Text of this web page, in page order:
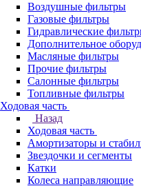
Воздушные фильтры
Газовые фильтры
Гидравлические
Дополнительное
Масляные фильтры
Прочие фильтры
Салонные фильтры
Топливные фильтры
Ходовая часть
Назад
Ходовая часть
Амортизаторы и
Звездочки и сегменты
Катки
Колеса направляющие